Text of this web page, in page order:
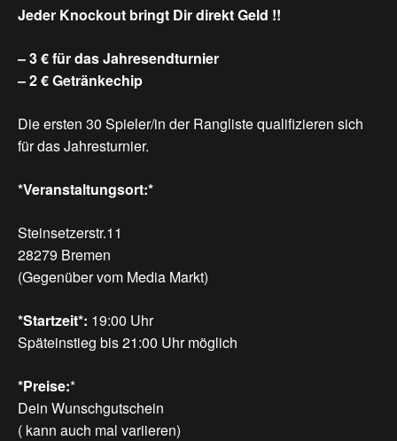
Jeder Knockout bringt Dir direkt Geld !!
– 3 € für das Jahresendturnier
– 2 € Getränkechip
Die ersten 30 Spieler/in der Rangliste qualifizieren sich
für das Jahresturnier.
*Veranstaltungsort:*
Steinsetzerstr.11
28279 Bremen
(Gegenüber vom Media Markt)
*Startzeit*: 19:00 Uhr
Späteinstieg bis 21:00 Uhr möglich
*Preise:*
Dein Wunschgutschein
( kann auch mal variieren)